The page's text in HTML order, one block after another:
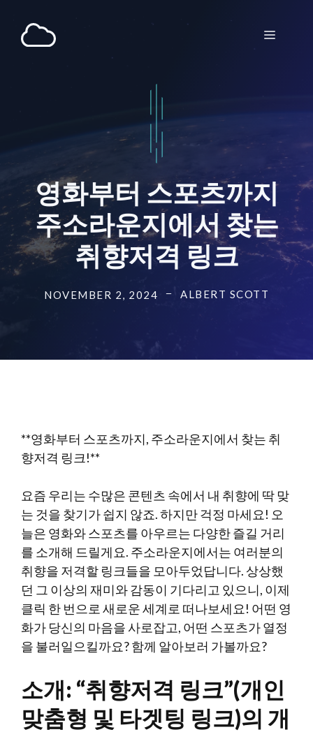
content
Menu
영화부터 스포츠까지
주소라운지에서 찾는
취향저격 링크
NOVEMBER 2, 2024 ALBERT SCOTT
**영화부터 스포츠까지, 주소라운지에서 찾는 취
향저격 링크!**
요즘 우리는 수많은 콘텐츠 속에서 내 취향에 딱 맞
는 것을 찾기가 쉽지 않죠. 하지만 걱정 마세요! 오
늘은 영화와 스포츠를 아우르는 다양한 즐길 거리
를 소개해 드릴게요. 주소라운지에서는 여러분의
취향을 저격할 링크들을 모아두었답니다. 상상했
던 그 이상의 재미와 감동이 기다리고 있으니, 이제
클릭 한 번으로 새로운 세계로 떠나보세요! 어떤 영
화가 당신의 마음을 사로잡고, 어떤 스포츠가 열정
을 불러일으킬까요? 함께 알아보러 가볼까요?
소개: “취향저격 링크”(개인
맞춤형 및 타겟팅 링크)의 개